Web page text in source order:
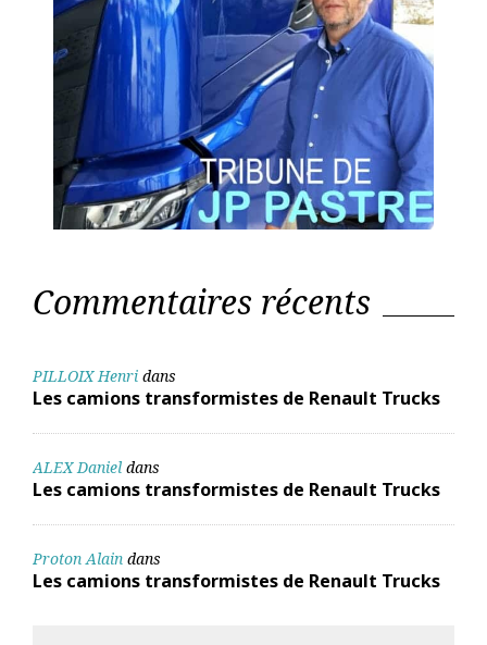
Commentaires récents
PILLOIX Henri dans
Les camions transformistes de Renault Trucks
ALEX Daniel dans
Les camions transformistes de Renault Trucks
Proton Alain dans
Les camions transformistes de Renault Trucks